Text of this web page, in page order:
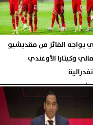
يواجه الفائز من مقديشيو
وكيتارا الأوغندي
05:57 مـ